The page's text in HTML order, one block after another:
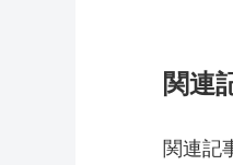
関連
関連記